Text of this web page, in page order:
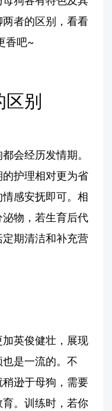
者的区别，看看
香吧~
区别
会经历发情期。
护理相对更为省
感安抚即可。相
物，若生育后代
期清洁和补充营
英俊健壮，展现
是一流的。不
逊于母狗，需要
。训练时，若你